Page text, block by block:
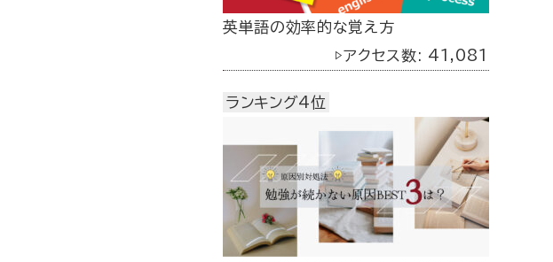
英単語の効率的な覚え方
▷アクセス数: 41,081
ランキング4位